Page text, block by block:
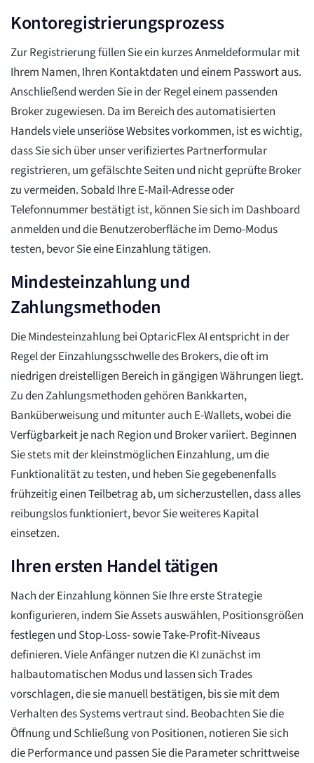
Kontoregistrierungsprozess
Zur Registrierung füllen Sie ein kurzes Anmeldeformular mit
Ihrem Namen, Ihren Kontaktdaten und einem Passwort aus.
Anschließend werden Sie in der Regel einem passenden
Broker zugewiesen. Da im Bereich des automatisierten
Handels viele unseriöse Websites vorkommen, ist es wichtig,
dass Sie sich über unser verifiziertes Partnerformular
registrieren, um gefälschte Seiten und nicht geprüfte Broker
zu vermeiden. Sobald Ihre E-Mail-Adresse oder
Telefonnummer bestätigt ist, können Sie sich im Dashboard
anmelden und die Benutzeroberfläche im Demo-Modus
testen, bevor Sie eine Einzahlung tätigen.
Mindesteinzahlung und
Zahlungsmethoden
Die Mindesteinzahlung bei OptaricFlex AI entspricht in der
Regel der Einzahlungsschwelle des Brokers, die oft im
niedrigen dreistelligen Bereich in gängigen Währungen liegt.
Zu den Zahlungsmethoden gehören Bankkarten,
Banküberweisung und mitunter auch E-Wallets, wobei die
Verfügbarkeit je nach Region und Broker variiert. Beginnen
Sie stets mit der kleinstmöglichen Einzahlung, um die
Funktionalität zu testen, und heben Sie gegebenenfalls
frühzeitig einen Teilbetrag ab, um sicherzustellen, dass alles
reibungslos funktioniert, bevor Sie weiteres Kapital
einsetzen.
Ihren ersten Handel tätigen
Nach der Einzahlung können Sie Ihre erste Strategie
konfigurieren, indem Sie Assets auswählen, Positionsgrößen
festlegen und Stop-Loss- sowie Take-Profit-Niveaus
definieren. Viele Anfänger nutzen die KI zunächst im
halbautomatischen Modus und lassen sich Trades
vorschlagen, die sie manuell bestätigen, bis sie mit dem
Verhalten des Systems vertraut sind. Beobachten Sie die
Öffnung und Schließung von Positionen, notieren Sie sich
die Performance und passen Sie die Parameter schrittweise